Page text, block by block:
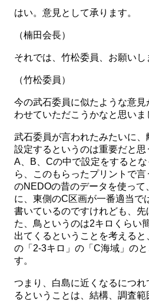
はい。意見として承ります。
（楠田会長）
それでは、竹松委員、お願いし
（竹松委員）
今の武石委員に似たような意
わせていただこうかなと思いま
武石委員が言われたみたいに
設定するというのは重要だと
A、B、Cの中で設定をすると
ら、このもらったプリントで
のNEDOの昔のデータを使って
に、東側のC区画が一番適当で
書いているのですけれども、
た、鳥というのは2キロくらい
出てくるということを考える
の「2-3キロ」の「C海域」の
す。
つまり、白島に近くなるにつれ
るということは、結構、調査